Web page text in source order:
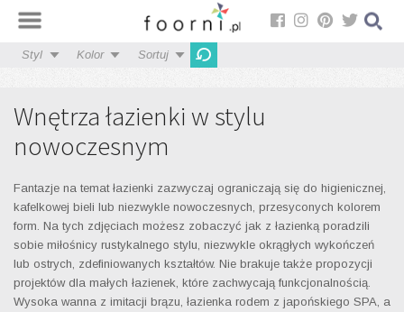
Styl Kolor Sortuj
Wnętrza łazienki w stylu
nowoczesnym
Fantazje na temat łazienki zazwyczaj ograniczają się do higienicznej,
kafelkowej bieli lub niezwykle nowoczesnych, przesyconych kolorem
form. Na tych zdjęciach możesz zobaczyć jak z łazienką poradzili
sobie miłośnicy rustykalnego stylu, niezwykle okrągłych wykończeń
lub ostrych, zdefiniowanych kształtów. Nie brakuje także propozycji
projektów dla małych łazienek, które zachwycają funkcjonalnością.
Wysoka wanna z imitacji brązu, łazienka rodem z japońskiego SPA, a